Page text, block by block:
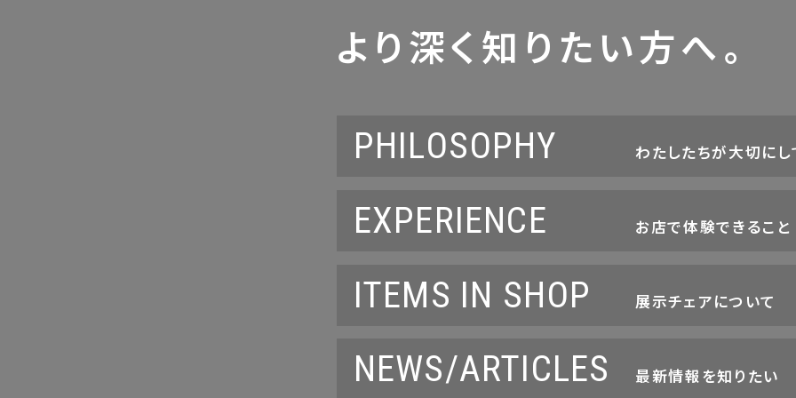
より深く知りたい方へ。
PHILOSOPHY わたしたちが大切にし
EXPERIENCE お店で体験できること
ITEMS IN SHOP 展示チェアについて
NEWS/ARTICLES 最新情報を知りたい